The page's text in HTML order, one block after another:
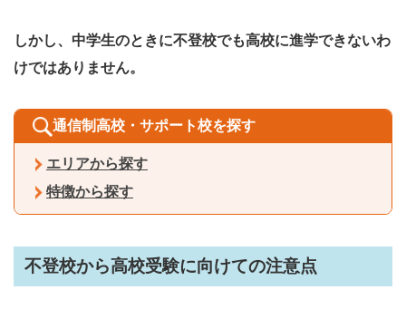
しかし、中学生のときに不登校でも高校に進学できないわ
けではありません。
通信制高校・サポート校を探す
エリアから探す
特徴から探す
不登校から高校受験に向けての注意点